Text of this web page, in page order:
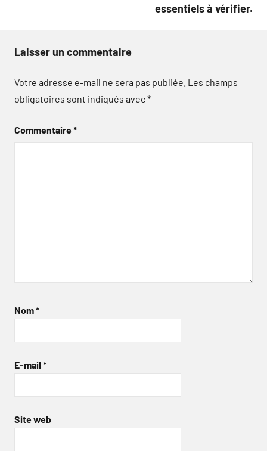
essentiels à vérifier.
Laisser un commentaire
Votre adresse e-mail ne sera pas publiée. Les champs
obligatoires sont indiqués avec*
Commentaire*
Nom*
E-mail *
Site web